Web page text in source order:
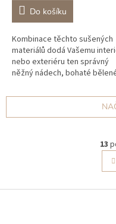
Do košíku
Kombinace těchto sušených
materiálů dodá Vašemu
nebo exteriéru ten správný
něžný nádech, bohaté
správný jemný odstín, byl
13
Z